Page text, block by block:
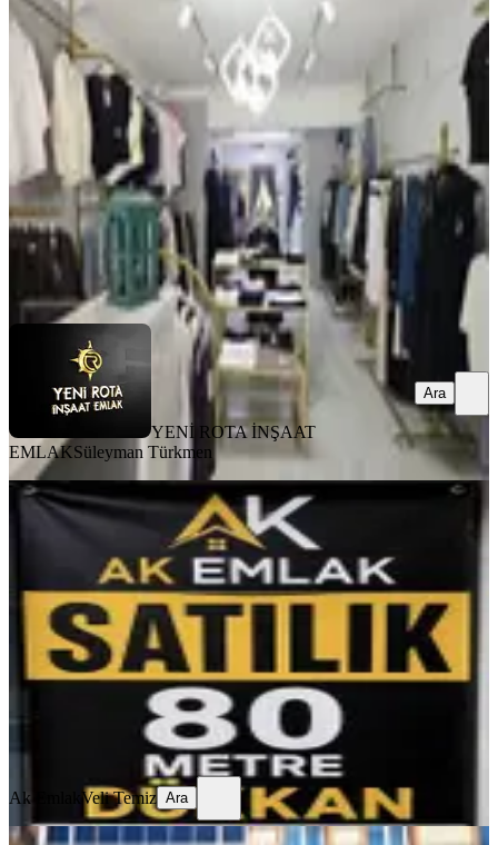
Yeni Rota'dan Nfk Civarı Satılık İş
Onikişubat, Yunus Emre Mahallesi
1 Oda
·Düz Giriş (Zemin) 31.07.2026
5.100.000 ₺
YENİ ROTA İNŞAAT EMLAKSüleyman Türkmen
YENİ ROTA İNŞAAT
EMLAKSüleyman Türkmen
Ara
Ak Emlak'tan Satılık Bin Evler
Caddesinde Satılık Dükkan
Onikişubat, Şehit Abdullah Çavuş Mahallesi
1 Oda·81 m²· 21.07.2026
8.000.000 ₺
Ak Emlak Veli Temiz
Ara
Ak Emlak Veli Temiz Ara